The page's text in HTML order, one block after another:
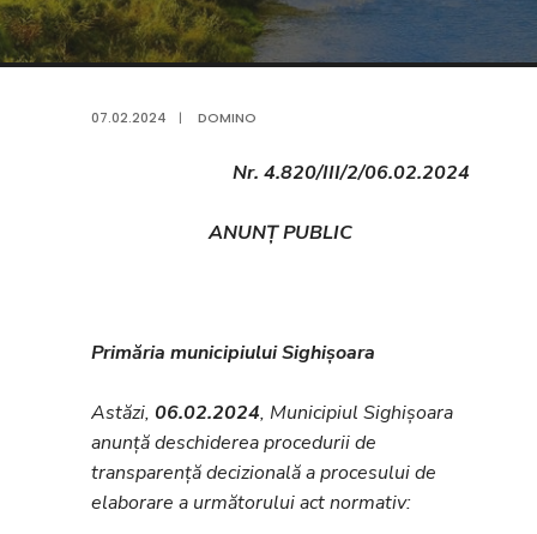
07.02.2024 | DOMINO
Nr. 4.820/III/2/06.02.2024
ANUNȚ PUBLIC
Primăria municipiului Sighișoara
Astăzi, 06.02.2024, Municipiul Sighișoara
anunță deschiderea procedurii de
transparență decizională a procesului de
elaborare a următorului act normativ: